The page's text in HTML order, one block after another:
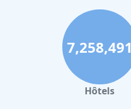
7,258,491
Hôtels